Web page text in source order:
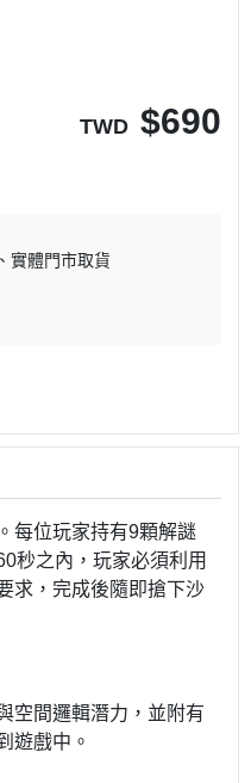
TWD $690
實體門市取貨
每位玩家持有9顆解謎
秒之內，玩家必須利用
求，完成後隨即搶下沙
空間邏輯潛力，並附有
遊戲中。